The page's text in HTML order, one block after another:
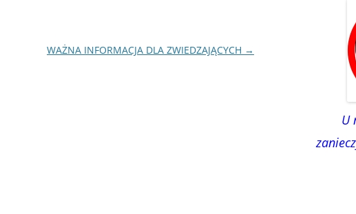
WAŻNA INFORMACJA DLA ZWIEDZAJĄCYCH →
U